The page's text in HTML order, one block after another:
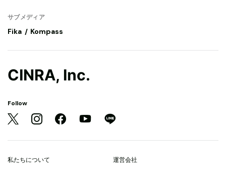
サブメディア
Fika Kompass
CINRA, Inc.
Follow
私たちについて 運営会社